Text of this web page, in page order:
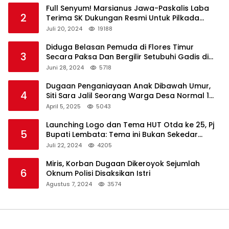
2
Full Senyum! Marsianus Jawa-Paskalis Laba
Terima SK Dukungan Resmi Untuk Pilkada
Lembata
Juli 20, 2024 19188
3
Diduga Belasan Pemuda di Flores Timur
Secara Paksa Dan Bergilir Setubuhi Gadis di
Bawah Umur
Juni 28, 2024 5718
4
Dugaan Penganiayaan Anak Dibawah Umur,
Siti Sara Jalil Seorang Warga Desa Normal 1
Melapor ke Polisi
April 5, 2025 5043
5
Launching Logo dan Tema HUT Otda ke 25, Pj
Bupati Lembata: Tema ini Bukan Sekedar
Refleksi Semalam
Juli 22, 2024 4205
6
Miris, Korban Dugaan Dikeroyok Sejumlah
Oknum Polisi Disaksikan Istri
Agustus 7, 2024 3574